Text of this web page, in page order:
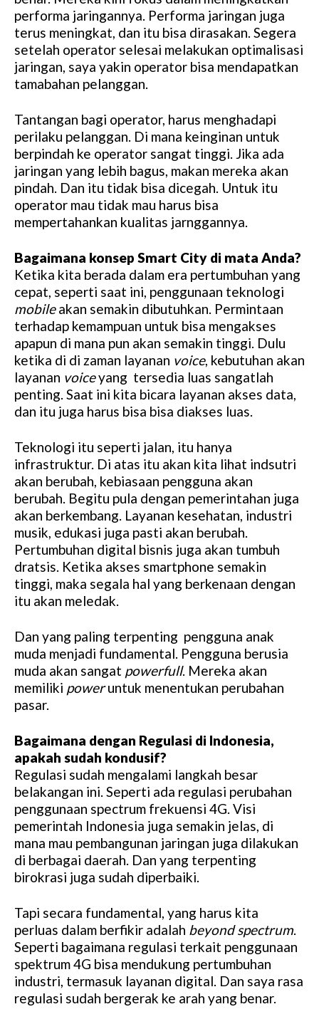
performa jaringannya. Performa jaringan juga
terus meningkat, dan itu bisa dirasakan. Segera
setelah operator selesai melakukan optimalisasi
jaringan, saya yakin operator bisa mendapatkan
tamabahan pelanggan.
Tantangan bagi operator, harus menghadapi
perilaku pelanggan. Di mana keinginan untuk
berpindah ke operator sangat tinggi. Jika ada
jaringan yang lebih bagus, makan mereka akan
pindah. Dan itu tidak bisa dicegah. Untuk itu
operator mau tidak mau harus bisa
mempertahankan kualitas jarnggannya.
Bagaimana konsep Smart City di mata Anda?
Ketika kita berada dalam era pertumbuhan yang
cepat, seperti saat ini, penggunaan teknologi
mobileakan semakin dibutuhkan. Permintaan
terhadap kemampuan untuk bisa mengakses
apapun di mana pun akan semakin tinggi. Dulu
ketika di di zaman layanan voice, kebutuhan akan
layanan voiceyang tersedia luas sangatlah
penting. Saat ini kita bicara layanan akses data,
dan itu juga harus bisa bisa diakses luas.
Teknologi itu seperti jalan, itu hanya
infrastruktur. Di atas itu akan kita lihat indsutri
akan berubah, kebiasaan pengguna akan
berubah. Begitu pula dengan pemerintahan juga
akan berkembang. Layanan kesehatan, industri
musik, edukasi juga pasti akan berubah.
Pertumbuhan digital bisnis juga akan tumbuh
dratsis. Ketika akses smartphone semakin
tinggi, maka segala hal yang berkenaan dengan
itu akan meledak.
Dan yang paling terpenting pengguna anak
muda menjadi fundamental. Pengguna berusia
muda akan sangat powerfull. Mereka akan
memiliki poweruntuk menentukan perubahan
pasar.
Bagaimana dengan Regulasi di Indonesia,
apakah sudah kondusif?
Regulasi sudah mengalami langkah besar
belakangan ini. Seperti ada regulasi perubahan
penggunaan spectrum frekuensi 4G. Visi
pemerintah Indonesia juga semakin jelas, di
mana mau pembangunan jaringan juga dilakukan
di berbagai daerah. Dan yang terpenting
birokrasi juga sudah diperbaiki.
Tapi secara fundamental, yang harus kita
perluas dalam berfikir adalah beyond spectrum.
Seperti bagaimana regulasi terkait penggunaan
spektrum 4G bisa mendukung pertumbuhan
industri, termasuk layanan digital. Dan saya rasa
regulasi sudah bergerak ke arah yang benar.